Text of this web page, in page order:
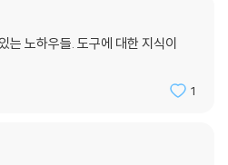
는 노하우들. 도구에 대한 지식이
1